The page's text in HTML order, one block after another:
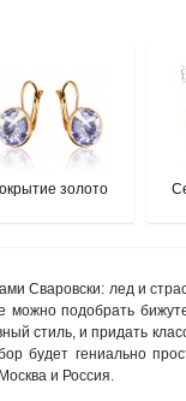
золото
Сваровски: лед и
можно подобрать
стиль, и придать
будет гениально
и Россия.